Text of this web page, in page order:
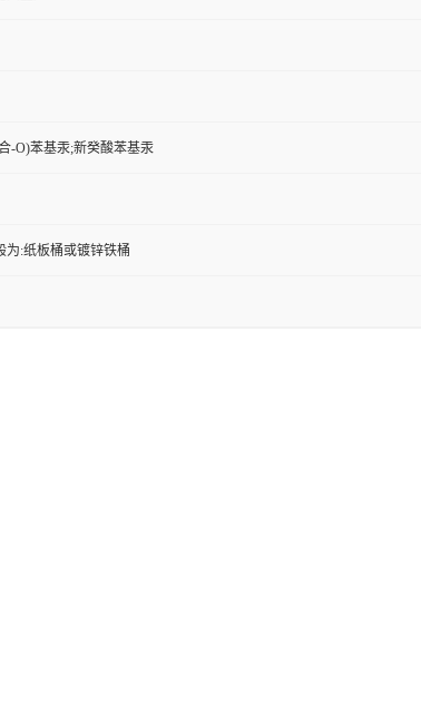
-O)苯基汞;新癸酸苯基汞
为:纸板桶或镀锌铁桶